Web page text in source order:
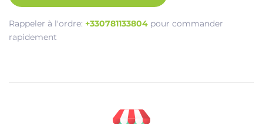
Rappeler à l'ordre: +330781133804 pour commander
rapidement